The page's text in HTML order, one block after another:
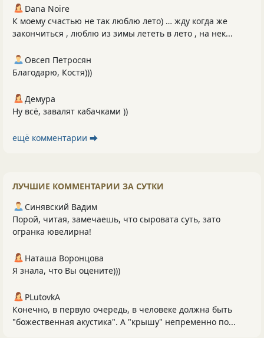
Dana Noire
К моему счастью не так люблю лето) … жду когда же
закончиться , люблю из зимы лететь в лето , на нек...
Овсеп Петросян
Благодарю, Костя)))
Демура
Ну всё, завалят кабачками ))
ещё комментарии ⮕
ЛУЧШИЕ КОММЕНТАРИИ ЗА СУТКИ
Синявский Вадим
Порой, читая, замечаешь, что сыровата суть, зато
огранка ювелирна!
Наташа Воронцова
Я знала, что Вы оцените)))
PLutоvkА
Конечно, в первую очередь, в человеке должна быть
"божественная акустика". А "крышу" непременно по...